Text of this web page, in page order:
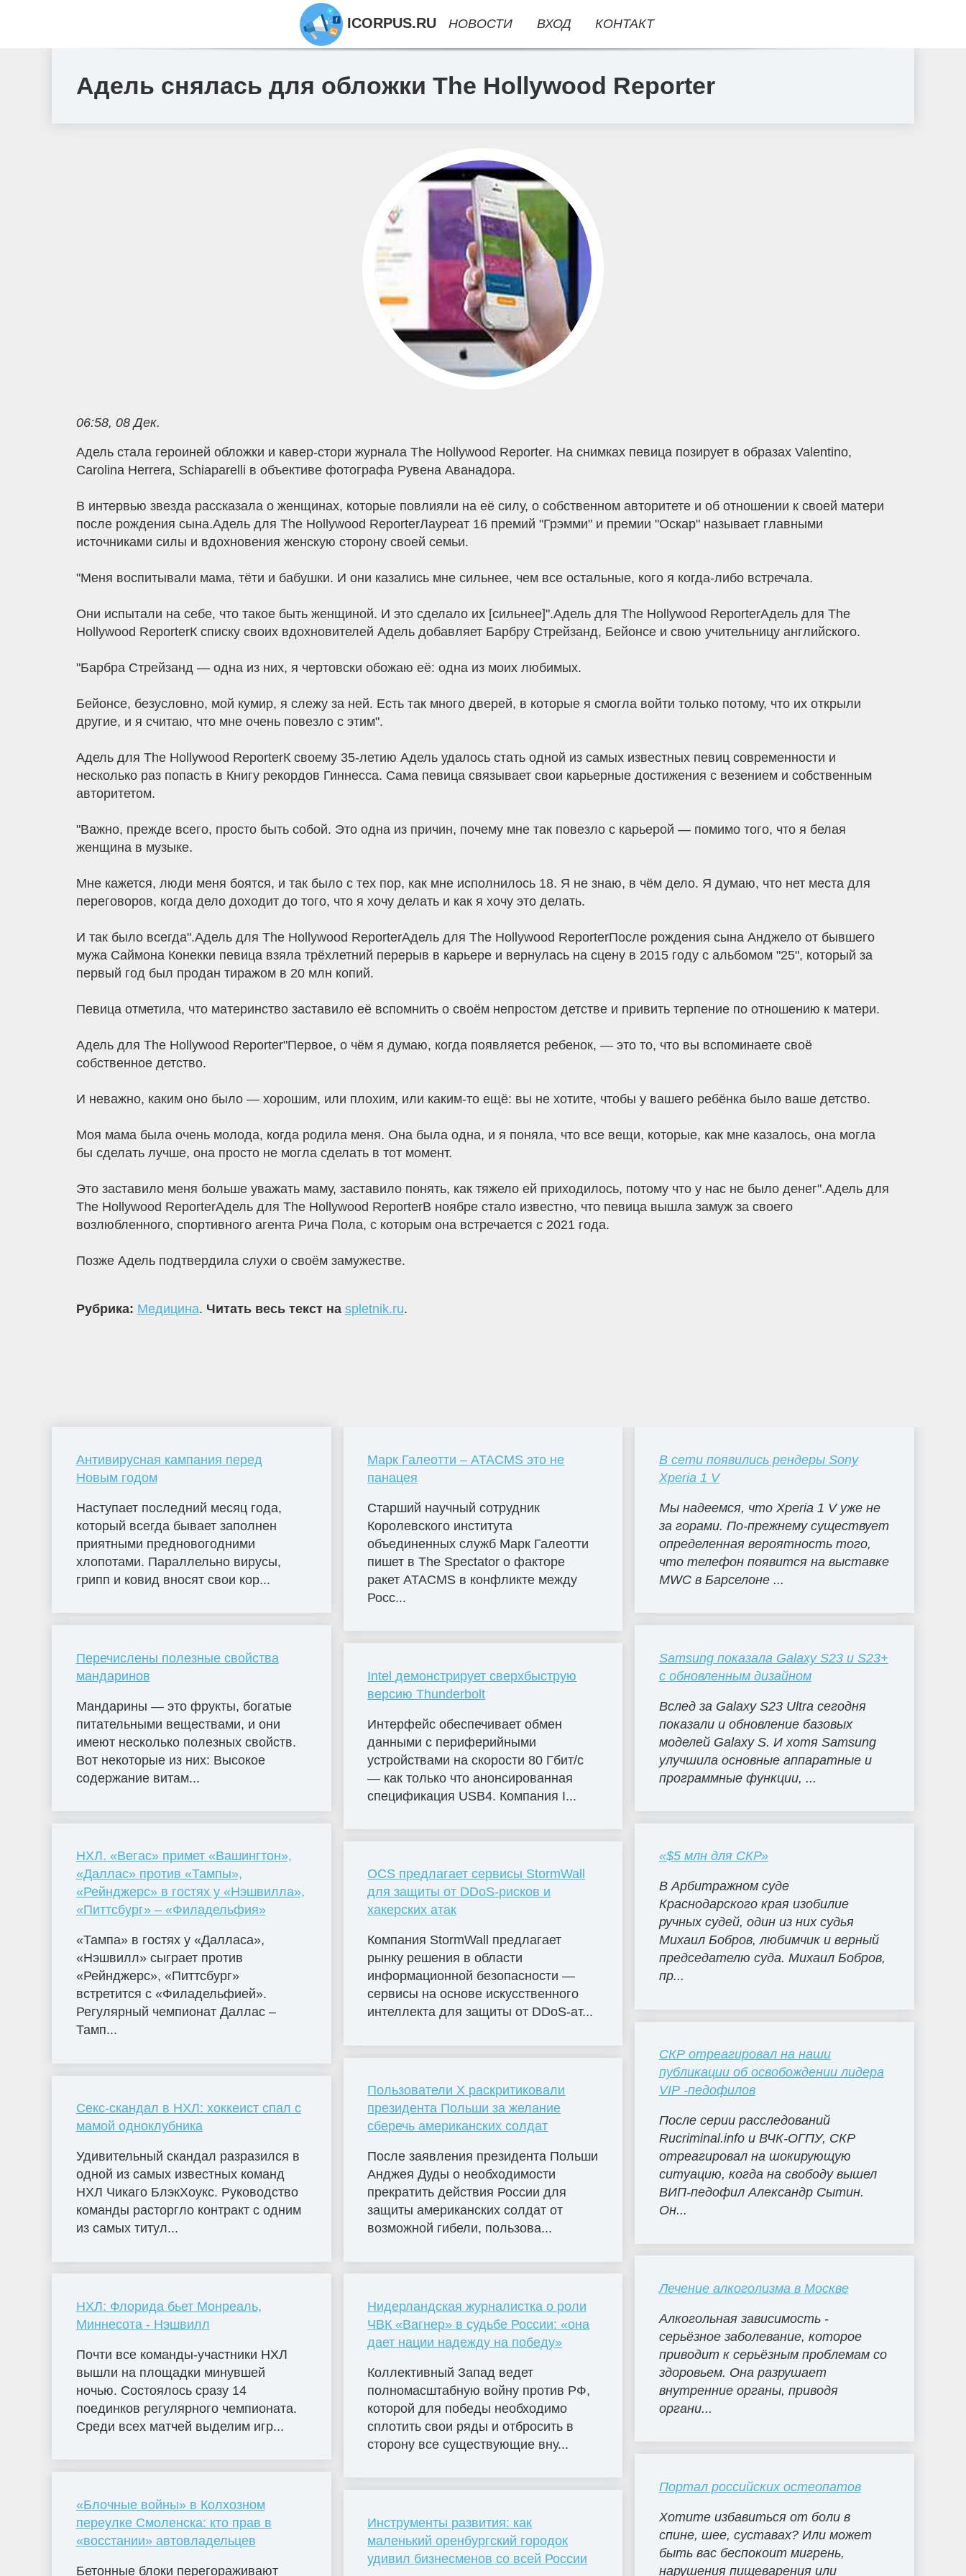
Адель снялась для обложки The Hollywood Reporter
06:58, 08 Дек.
Адель стала героиней обложки и кавер-стори журнала The Hollywood Reporter. На снимках певица позирует в образах Valentino,
Carolina Herrera, Schiaparelli в объективе фотографа Рувена Аванадора.
В интервью звезда рассказала о женщинах, которые повлияли на её силу, о собственном авторитете и об отношении к своей матери
после рождения сына.Адель для The Hollywood ReporterЛауреат 16 премий "Грэмми" и премии "Оскар" называет главными
источниками силы и вдохновения женскую сторону своей семьи.
"Меня воспитывали мама, тёти и бабушки. И они казались мне сильнее, чем все остальные, кого я когда-либо встречала.
Они испытали на себе, что такое быть женщиной. И это сделало их [сильнее]".Адель для The Hollywood ReporterАдель для The
Hollywood ReporterК списку своих вдохновителей Адель добавляет Барбру Стрейзанд, Бейонсе и свою учительницу английского.
"Барбра Стрейзанд — одна из них, я чертовски обожаю её: одна из моих любимых.
Бейонсе, безусловно, мой кумир, я слежу за ней. Есть так много дверей, в которые я смогла войти только потому, что их открыли
другие, и я считаю, что мне очень повезло с этим".
Адель для The Hollywood ReporterК своему 35-летию Адель удалось стать одной из самых известных певиц современности и
несколько раз попасть в Книгу рекордов Гиннесса. Сама певица связывает свои карьерные достижения с везением и собственным
авторитетом.
"Важно, прежде всего, просто быть собой. Это одна из причин, почему мне так повезло с карьерой — помимо того, что я белая
женщина в музыке.
Мне кажется, люди меня боятся, и так было с тех пор, как мне исполнилось 18. Я не знаю, в чём дело. Я думаю, что нет места для
переговоров, когда дело доходит до того, что я хочу делать и как я хочу это делать.
И так было всегда".Адель для The Hollywood ReporterАдель для The Hollywood ReporterПосле рождения сына Анджело от бывшего
мужа Саймона Конекки певица взяла трёхлетний перерыв в карьере и вернулась на сцену в 2015 году с альбомом "25", который за
первый год был продан тиражом в 20 млн копий.
Певица отметила, что материнство заставило её вспомнить о своём непростом детстве и привить терпение по отношению к матери.
Адель для The Hollywood Reporter"Первое, о чём я думаю, когда появляется ребенок, — это то, что вы вспоминаете своё
собственное детство.
И неважно, каким оно было — хорошим, или плохим, или каким-то ещё: вы не хотите, чтобы у вашего ребёнка было ваше детство.
Моя мама была очень молода, когда родила меня. Она была одна, и я поняла, что все вещи, которые, как мне казалось, она могла
бы сделать лучше, она просто не могла сделать в тот момент.
Это заставило меня больше уважать маму, заставило понять, как тяжело ей приходилось, потому что у нас не было денег".Адель для
The Hollywood ReporterАдель для The Hollywood ReporterВ ноябре стало известно, что певица вышла замуж за своего
возлюбленного, спортивного агента Рича Пола, с которым она встречается с 2021 года.
Позже Адель подтвердила слухи о своём замужестве.
Рубрика: Медицина. Читать весь текст на spletnik.ru.
Антивирусная кампания перед
Новым годом
Наступает последний месяц года,
который всегда бывает заполнен
приятными предновогодними
хлопотами. Параллельно вирусы,
грипп и ковид вносят свои кор...
Перечислены полезные свойства
мандаринов
Мандарины — это фрукты, богатые
питательными веществами, и они
имеют несколько полезных свойств.
Вот некоторые из них: Высокое
содержание витам...
НХЛ. «Вегас» примет «Вашингтон»,
«Даллас» против «Тампы»,
«Рейнджерс» в гостях у «Нэшвилла»,
«Питтсбург» – «Филадельфия»
«Тампа» в гостях у «Далласа»,
«Нэшвилл» сыграет против
«Рейнджерс», «Питтсбург»
встретится с «Филадельфией».
Регулярный чемпионат Даллас –
Тамп...
Секс-скандал в НХЛ: хоккеист спал с
мамой одноклубника
Удивительный скандал разразился в
одной из самых известных команд
НХЛ Чикаго БлэкХоукс. Руководство
команды расторгло контракт с одним
из самых титул...
НХЛ: Флорида бьет Монреаль,
Миннесота - Нэшвилл
Почти все команды-участники НХЛ
вышли на площадки минувшей
ночью. Состоялось сразу 14
поединков регулярного чемпионата.
Среди всех матчей выделим игр...
«Блочные войны» в Колхозном
переулке Смоленска: кто прав в
«восстании» автовладельцев
Бетонные блоки перегораживают
Марк Галеотти – ATACMS это не
панацея
Старший научный сотрудник
Королевского института
объединенных служб Марк Галеотти
пишет в The Spectator о факторе
ракет ATACMS в конфликте между
Росс...
Intel демонстрирует сверхбыструю
версию Thunderbolt
Интерфейс обеспечивает обмен
данными с периферийными
устройствами на скорости 80 Гбит/с
— как только что анонсированная
спецификация USB4. Компания I...
OCS предлагает сервисы StormWall
для защиты от DDoS-рисков и
хакерских атак
Компания StormWall предлагает
рынку решения в области
информационной безопасности —
сервисы на основе искусственного
интеллекта для защиты от DDoS-ат...
Пользователи X раскритиковали
президента Польши за желание
сберечь американских солдат
После заявления президента Польши
Анджея Дуды о необходимости
прекратить действия России для
защиты американских солдат от
возможной гибели, пользова...
Нидерландская журналистка о роли
ЧВК «Вагнер» в судьбе России: «она
дает нации надежду на победу»
Коллективный Запад ведет
полномасштабную войну против РФ,
которой для победы необходимо
сплотить свои ряды и отбросить в
сторону все существующие вну...
Инструменты развития: как
маленький оренбургский городок
удивил бизнесменов со всей России
В сети появились рендеры Sony
Xperia 1 V
Мы надеемся, что Xperia 1 V уже не
за горами. По-прежнему существует
определенная вероятность того,
что телефон появится на выставке
MWC в Барселоне ...
Samsung показала Galaxy S23 и S23+
с обновленным дизайном
Вслед за Galaxy S23 Ultra сегодня
показали и обновление базовых
моделей Galaxy S. И хотя Samsung
улучшила основные аппаратные и
программные функции, ...
«$5 млн для СКР»
В Арбитражном суде
Краснодарского края изобилие
ручных судей, один из них судья
Михаил Бобров, любимчик и верный
председателю суда. Михаил Бобров,
пр...
СКР отреагировал на наши
публикации об освобождении лидера
VIP -педофилов
После серии расследований
Rucriminal.info и ВЧК-ОГПУ, СКР
отреагировал на шокирующую
ситуацию, когда на свободу вышел
ВИП-педофил Александр Сытин.
Он...
Лечение алкоголизма в Москве
Алкогольная зависимость -
серьёзное заболевание, которое
приводит к серьёзным проблемам со
здоровьем. Она разрушает
внутренние органы, приводя
органи...
Портал российских остеопатов
Хотите избавиться от боли в
спине, шее, суставах? Или может
быть вас беспокоит мигрень,
нарушения пищеварения или
ICORPUS.RU НОВОСТИ ВХОД КОНТАКТ